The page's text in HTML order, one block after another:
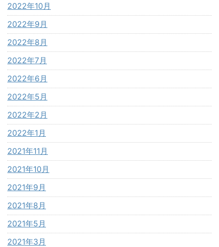
2022年10月
2022年9月
2022年8月
2022年7月
2022年6月
2022年5月
2022年2月
2022年1月
2021年11月
2021年10月
2021年9月
2021年8月
2021年5月
2021年3月